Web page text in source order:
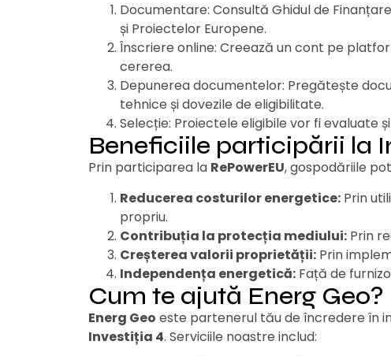
Documentare: Consultă Ghidul de
și Proiectelor Europene.
Înscriere online: Creează un cont pe
cererea.
Depunerea documentelor: Pregătește
tehnice și dovezile de eligibilitate.
Selecție: Proiectele eligibile vor fi evaluate
Beneficiile participării la
Prin participarea la RePowerEU, gospodăriile
Reducerea costurilor energetice: Prin
propriu.
Contribuția la protecția mediului: Prin
Creșterea valorii proprietății: Prin
Independența energetică: Față de
Cum te ajută Energ Geo?
Energ Geo este partenerul tău de încredere în
Investiția 4. Serviciile noastre includ: